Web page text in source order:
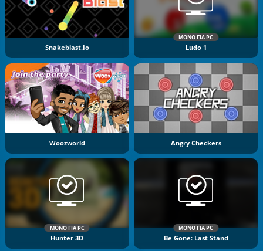
Snakeblast.io
ΜΌΝΟ ΓΙΑ PC
Ludo 1
Woozworld Angry Checkers
ΜΌΝΟ ΓΙΑ PC
Hunter 3D
ΜΌΝΟ ΓΙΑ PC
Be Gone: Last Stand